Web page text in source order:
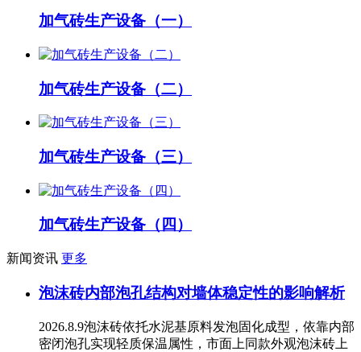
加气砖生产设备（一）
加气砖生产设备（二）
加气砖生产设备（三）
加气砖生产设备（四）
新闻资讯 更多
泡沫砖内部泡孔结构对墙体稳定性的影响解析
2026.8.9泡沫砖依托水泥基原料发泡固化成型，依靠内部
密闭泡孔实现轻质保温属性，市面上同款外观泡沫砖上